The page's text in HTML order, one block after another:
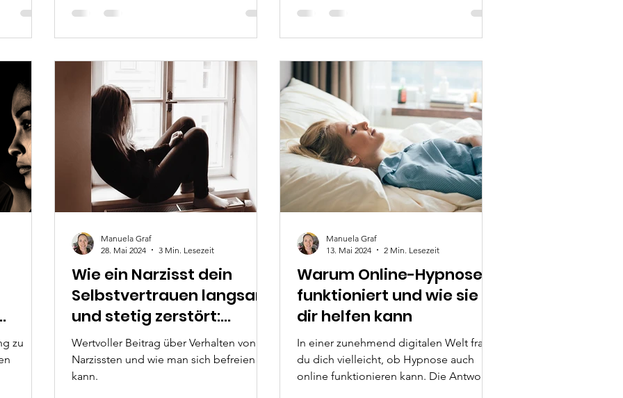
In
mit
zu
Wie ein Narzisst dein
Selbstvertrauen langsam
und stetig zerstört:
Gaslighting,
Schuldzuweisung und der
Weg zur Befreiung
Wertvoller Beitrag über Verhalten von
Narzissten und wie man sich befreien
kann.
Manuela Graf
28. Mai 2024
3 Min. Lesezeit
Warum Online-Hypnose
funktioniert und wie sie
dir helfen kann
In einer zunehmend digitalen Welt fragst
du dich vielleicht, ob Hypnose auch
online funktionieren kann. Die Antwort
Manuela Graf
13. Mai 2024
2 Min. Lesezeit